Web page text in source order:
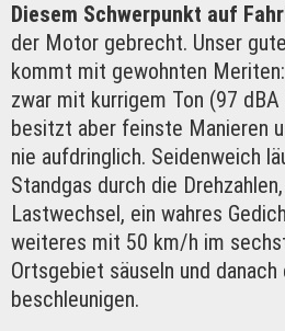
Diesem Schwerpunkt auf
der Motor gebrecht. Unser
kommt mit gewohnten
zwar mit kurrigem Ton (97
besitzt aber feinste Manieren
nie aufdringlich. Seidenweich
Standgas durch die
Lastwechsel, ein wahres
weiteres mit 50 km/h im
Ortsgebiet säuseln und danach
beschleunigen.